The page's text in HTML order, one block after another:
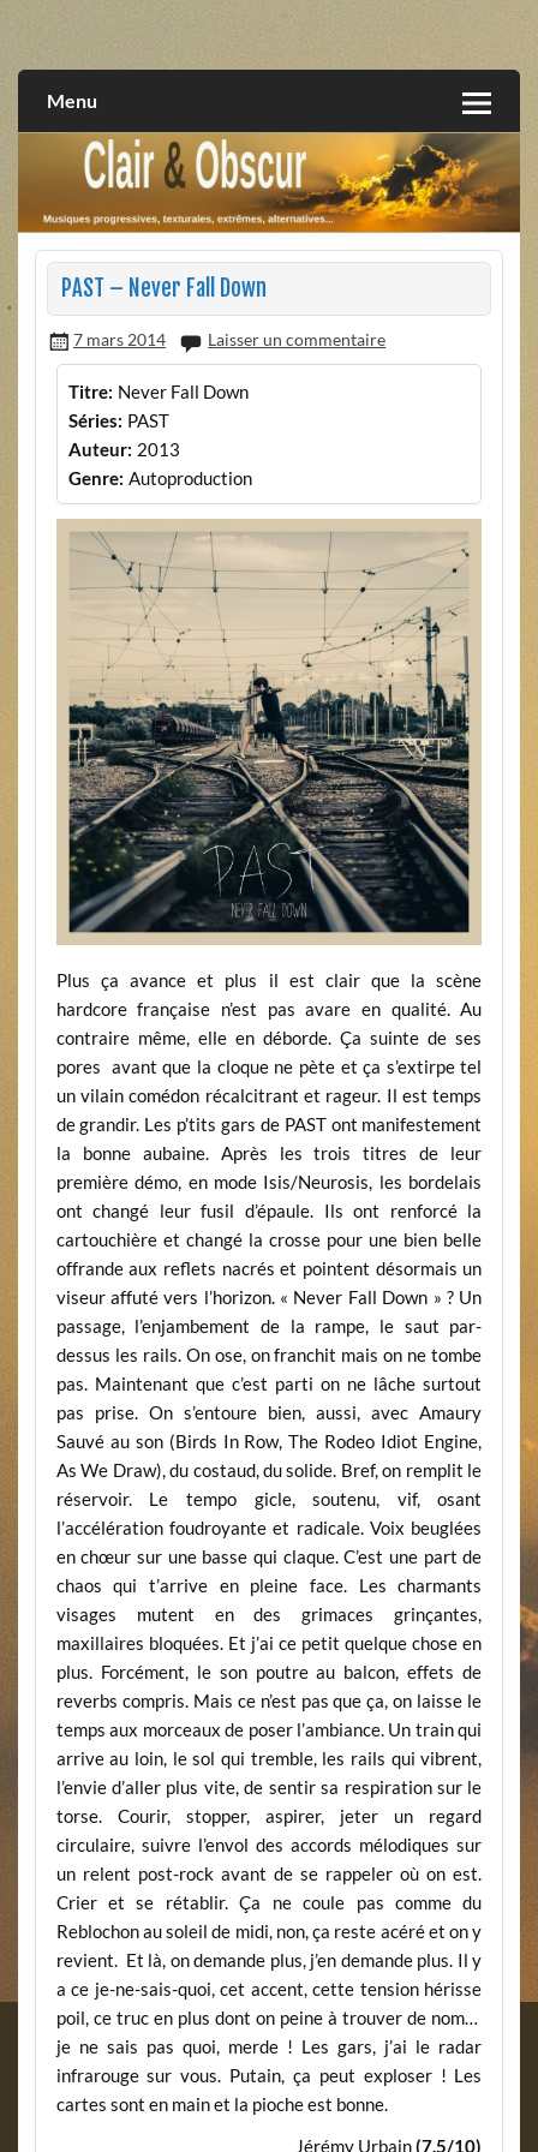
extrêmes, alternatives, texturales
Menu
PAST – Never Fall Down
7 mars 2014 Laisser un commentaire
Titre: Never Fall Down
Séries: PAST
Auteur: 2013
Genre: Autoproduction
Plus ça avance et plus il est clair que la scène
hardcore française n’est pas avare en qualité. Au
contraire même, elle en déborde. Ça suinte de ses
pores avant que la cloque ne pète et ça s’extirpe tel
un vilain comédon récalcitrant et rageur. Il est temps
de grandir. Les p’tits gars de PAST ont manifestement
la bonne aubaine. Après les trois titres de leur
première démo, en mode Isis/Neurosis, les bordelais
ont changé leur fusil d’épaule. Ils ont renforcé la
cartouchière et changé la crosse pour une bien belle
offrande aux reflets nacrés et pointent désormais un
viseur affuté vers l’horizon. « Never Fall Down » ? Un
passage, l’enjambement de la rampe, le saut par-
dessus les rails. On ose, on franchit mais on ne tombe
pas. Maintenant que c’est parti on ne lâche surtout
pas prise. On s’entoure bien, aussi, avec Amaury
Sauvé au son (Birds In Row, The Rodeo Idiot Engine,
As We Draw), du costaud, du solide. Bref, on remplit le
réservoir. Le tempo gicle, soutenu, vif, osant
l’accélération foudroyante et radicale. Voix beuglées
en chœur sur une basse qui claque. C’est une part de
chaos qui t’arrive en pleine face. Les charmants
visages mutent en des grimaces grinçantes,
maxillaires bloquées. Et j’ai ce petit quelque chose en
plus. Forcément, le son poutre au balcon, effets de
reverbs compris. Mais ce n’est pas que ça, on laisse le
temps aux morceaux de poser l’ambiance. Un train qui
arrive au loin, le sol qui tremble, les rails qui vibrent,
l’envie d’aller plus vite, de sentir sa respiration sur le
torse. Courir, stopper, aspirer, jeter un regard
circulaire, suivre l’envol des accords mélodiques sur
un relent post-rock avant de se rappeler où on est.
Crier et se rétablir. Ça ne coule pas comme du
Reblochon au soleil de midi, non, ça reste acéré et on y
revient. Et là, on demande plus, j’en demande plus. Il y
a ce je-ne-sais-quoi, cet accent, cette tension hérisse
poil, ce truc en plus dont on peine à trouver de nom…
je ne sais pas quoi, merde ! Les gars, j’ai le radar
infrarouge sur vous. Putain, ça peut exploser ! Les
cartes sont en main et la pioche est bonne.
Jérémy Urbain(7,5/10)